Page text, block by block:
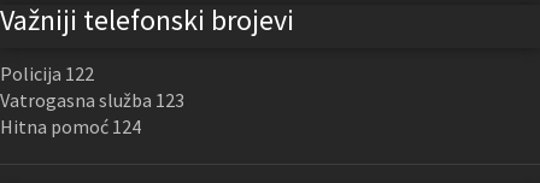
Važniji telefonski brojevi
Policija 122
Vatrogasna služba 123
Hitna pomoć 124